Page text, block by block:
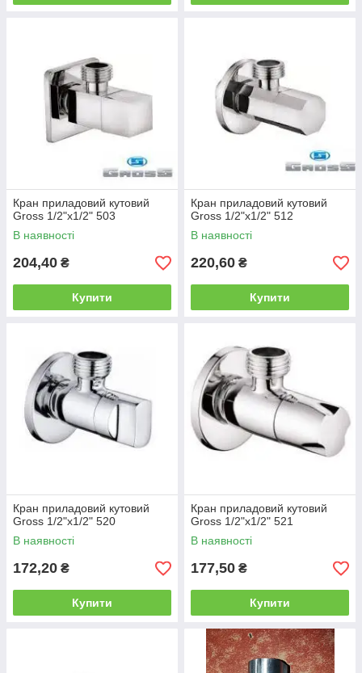
Кран приладовий кутовий
Gross 1/2"х1/2" 503
В наявності
204,40 ₴
Купити
Кран приладовий кутовий
Gross 1/2"х1/2" 512
В наявності
220,60 ₴
Купити
Кран приладовий кутовий
Gross 1/2"х1/2" 520
В наявності
172,20 ₴
Купити
Кран приладовий кутовий
Gross 1/2"х1/2" 521
В наявності
177,50 ₴
Купити